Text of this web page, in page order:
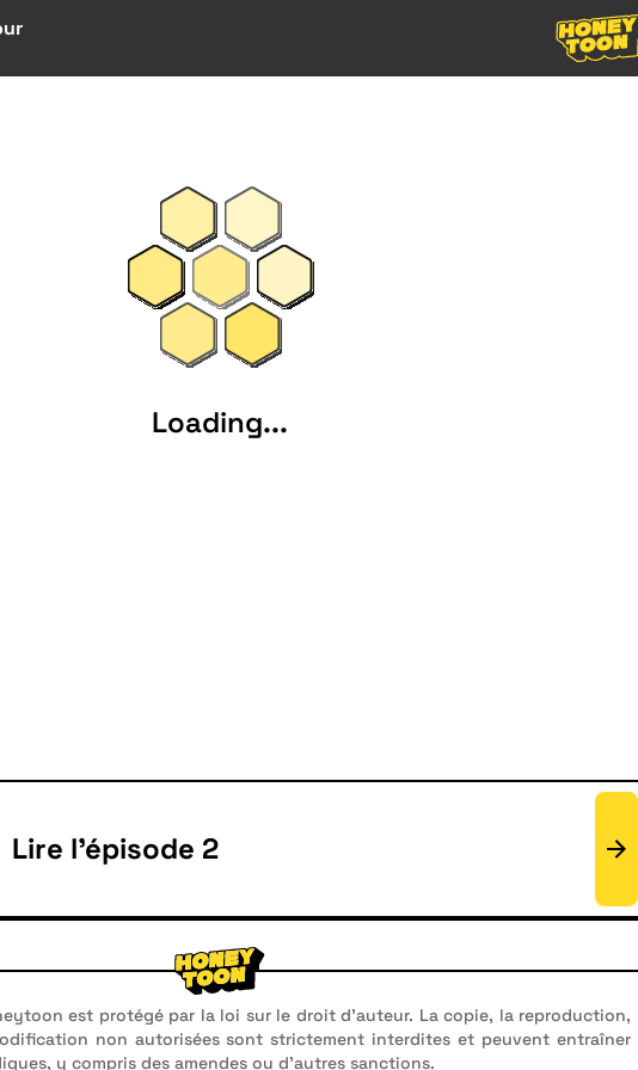
Loading...
Lire l'épisode 2
est protégé par la loi sur le droit d'auteur. La copie, la reproduction,
non autorisées sont strictement interdites et peuvent entraîner
y compris des amendes ou d'autres sanctions.